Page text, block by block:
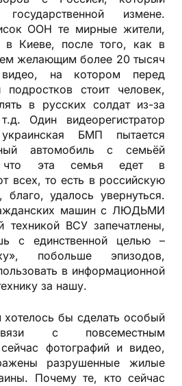
измене.
ООН те мирные жители,
в Киеве, после того, как в
желающим более 20 тысяч
видео, на котором перед
стоит человек,
в русских солдат из-за
Один видеорегистратор
БМП пытается
автомобиль с семьёй
что эта семья едет в
всех, то есть в российскую
благо, удалось увернуться.
машин с ЛЮДЬМИ
техникой ВСУ запечатлены,
с единственной целью –
побольше эпизодов,
в информационной
за нашу.
бы сделать особый
с повсеместным
фотографий и видео,
разрушенные жилые
Почему те, кто сейчас